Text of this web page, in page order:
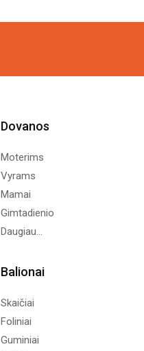
Dovanos
Moterims
Vyrams
Mamai
Gimtadienio
Daugiau...
Balionai
Skaičiai
Foliniai
Guminiai